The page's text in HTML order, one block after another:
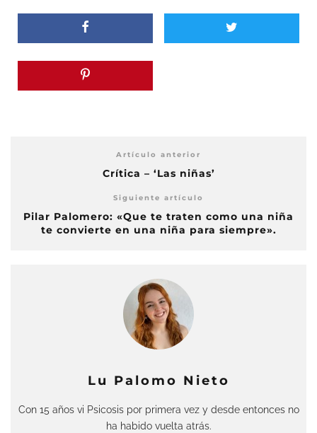
Artículo anterior
Crítica – ‘Las niñas’
Siguiente artículo
Pilar Palomero: «Que te traten como una niña
te convierte en una niña para siempre».
Lu Palomo Nieto
Con 15 años vi Psicosis por primera vez y desde entonces no
ha habido vuelta atrás.